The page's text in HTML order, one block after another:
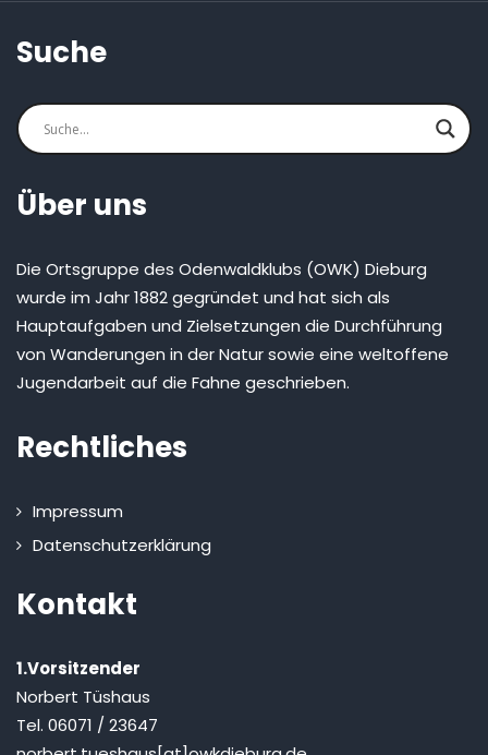
Suche
Über uns
Die Ortsgruppe des Odenwaldklubs (OWK) Dieburg
wurde im Jahr 1882 gegründet und hat sich als
Hauptaufgaben und Zielsetzungen die Durchführung
von Wanderungen in der Natur sowie eine weltoffene
Jugendarbeit auf die Fahne geschrieben.
Rechtliches
Impressum
Datenschutzerklärung
Kontakt
1.Vorsitzender
Norbert Tüshaus
Tel. 06071 / 23647